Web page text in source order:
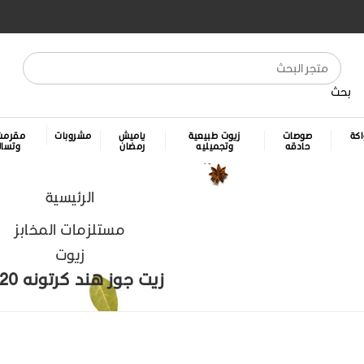
بحث
صوصات
حادقه
زيوت طبيعية
وتجميليه
ياميش
رمضان
مشروبات
الرئيسية
مستلزمات المخابز
زيوت
زيت جوز هند كرتونه 20 ك